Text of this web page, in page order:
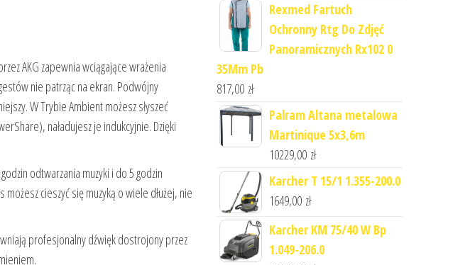
AKG zapewnia wciągające wrażenia
nie patrząc na ekran. Podwójny
W Trybie Ambient możesz słyszeć
naładujesz je indukcyjnie. Dzięki
odtwarzania muzyki i do 5 godzin
cieszyć się muzyką o wiele dłużej, nie
profesjonalny dźwięk dostrojony przez
Rexmed Fartuch
Ochronny Rtg Do Zdjęć
Panoramicznych Rx102 0
35Mm Pb
817,00 zł
Palram Altana metalowa
Martinique 5x3,6m
10229,00 zł
Karcher T 15/1 1.355-200.0
1649,00 zł
Karcher KM 75/40 W Bp
1.049-206.0